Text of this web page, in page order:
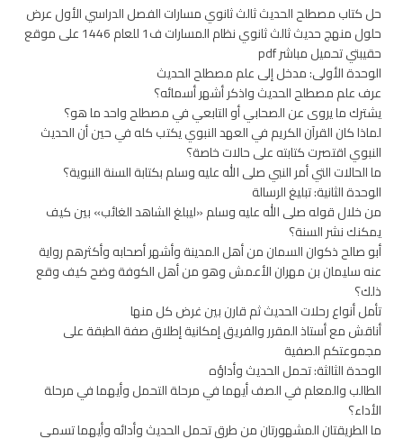
حل كتاب مصطلح الحديث ثالث ثانوي مسارات الفصل الدراسي الأول عرض
حلول منهج حديث ثالث ثانوي نظام المسارات ف1 للعام 1446 على موقع
حقيبتي تحميل مباشر pdf
الوحدة الأولى: مدخل إلى علم مصطلح الحديث
عرف علم مصطلح الحديث واذكر أشهر أسمائه؟
يشترك ما يروى عن الصحابي أو التابعي في مصطلح واحد ما هو؟
لماذا كان القرآن الكريم في العهد النبوي يكتب كله في حين أن الحديث
النبوي اقتصرت كتابته على حالات خاصة؟
ما الحالات التي أمر النبي صلى الله عليه وسلم بكتابة السنة النبوية؟
الوحدة الثانية: تبليغ الرسالة
من خلال قوله صلى الله عليه وسلم «ليبلغ الشاهد الغائب» بين كيف
يمكنك نشر السنة؟
أبو صالح ذكوان السمان من أهل المدينة وأشهر أصحابه وأكثرهم رواية
عنه سليمان بن مهران الأعمش وهو من أهل الكوفة وضح كيف وقع
ذلك؟
تأمل أنواع رحلات الحديث ثم قارن بين غرض كل منها
أناقش مع أستاذ المقرر والفريق إمكانية إطلاق صفة الطبقة على
مجموعتكم الصفية
الوحدة الثالثة: تحمل الحديث وأداؤه
الطالب والمعلم في الصف أيهما في مرحلة التحمل وأيهما في مرحلة
الأداء؟
ما الطريقتان المشهورتان من طرق تحمل الحديث وأدائه وأيهما تسمى